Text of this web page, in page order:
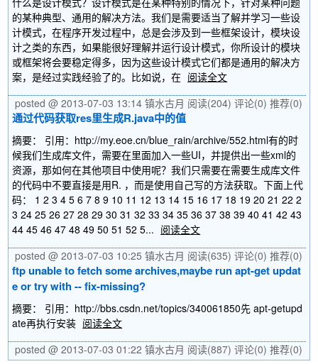
的某种典型、通用的解决方法。我们是需要适当了解并学习一些设
计模式，在程序开发过程中，总是会涉及到一些框架设计，模块设
计之类的东西，如果能很好理解并运行设计模式，你所设计的模块
或框架将会要稳定得多，因为这些设计模式它们都是通用的解决方
案，是经过实践经验了的。比如说，在 阅读全文
posted @ 2013-07-03 13:14 镇水古月 阅读(204) 评论(0) 推荐(0)
通过代码获取res里生成R.java中的值
摘要： 引用：http://my.eoe.cn/blue_rain/archive/552.html有的时
候我们生成库文件，需要在里面加入一些UI，并提供出一些xml的
资源，那如何在其他项目中使用呢？我们只需要在需要生成库文件
的代码中不要直接是用R. ，而是使用自己写的方法获取。下面上代
码： 1 2 3 4 5 6 7 8 9 10 11 12 13 14 15 16 17 18 19 20 21 22 2
3 24 25 26 27 28 29 30 31 32 33 34 35 36 37 38 39 40 41 42 43
44 45 46 47 48 49 50 51 52 5... 阅读全文
posted @ 2013-07-03 10:25 镇水古月 阅读(635) 评论(0) 推荐(0)
ftp unable to fetch some archives,maybe run apt-get updat
e or try with -- fix-missing?
摘要： 引用：http://bbs.csdn.net/topics/340061850先 apt-getupd
ate再执行安装 阅读全文
posted @ 2013-07-03 01:22 镇水古月 阅读(887) 评论(0) 推荐(0)